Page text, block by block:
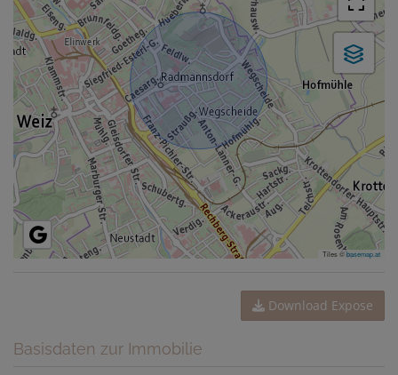
Tiles ©basemap.at
Download Expose
Basisdaten zur Immobilie